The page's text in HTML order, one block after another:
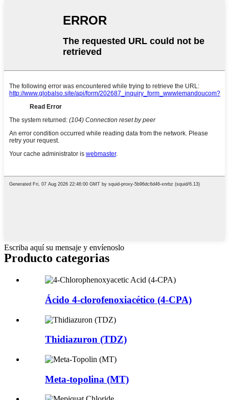
Escriba aquí su mensaje y envíenoslo
Producto categorias
Ácido 4-clorofenoxiacético (4-CPA)
Thidiazuron (TDZ)
Meta-topolina (MT)